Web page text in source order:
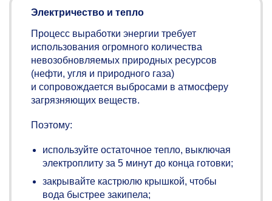
Электричество и тепло
Процесс выработки энергии требует
использования огромного количества
невозобновляемых природных ресурсов
(нефти, угля и природного газа)
и сопровождается выбросами в атмосферу
загрязняющих веществ.
Поэтому:
используйте остаточное тепло, выключая
электроплиту за 5 минут до конца готовки;
закрывайте кастрюлю крышкой, чтобы
вода быстрее закипела;